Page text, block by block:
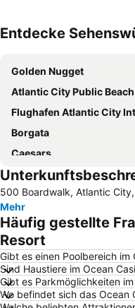
Entdecke
Golden Nugget
Atlantic City Public Beach
Flughafen Atlantic City
Borgata
Caesars
500 Boardwalk, Atlantic
Mehr
Häufig gestellte
Resort
Gibt es einen Poolbereich im
Sind Haustiere im Ocean
Gibt es Parkmöglichkeiten
Wo befindet sich das Ocean